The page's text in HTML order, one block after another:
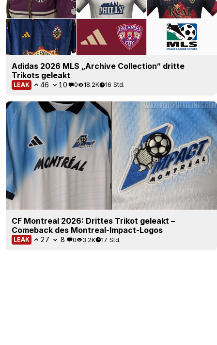
Adidas 2026 MLS „Archive Collection“ dritte
Trikots geleakt
LEAK 46 10 0 18.2K 16 Std.
CF Montreal 2026: Drittes Trikot geleakt –
Comeback des Montreal-Impact-Logos
LEAK 27 8 0 3.2K 17 Std.